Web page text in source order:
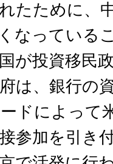
たために、
なっている
が投資移民
は、銀行の
ドによって
参加を引き